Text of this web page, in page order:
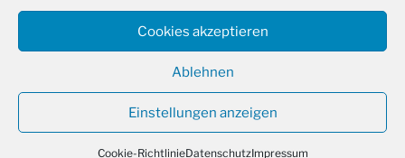
Cookies akzeptieren
Ablehnen
Einstellungen anzeigen
Cookie-RichtlinieDatenschutzImpressum
Cookie-
(EU)
Instagram
Datenschutz Mit Stolz präsentiert von WordPress